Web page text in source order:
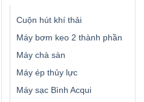
Cuộn hút khí thải
Máy bơm keo 2 thành phần
Máy chà sàn
Máy ép thủy lực
Máy sạc Bình Acqui